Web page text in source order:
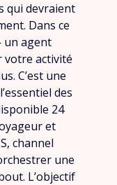
qui devraient
Dans ce
un agent
votre activité
C’est une
des
24
et
channel
une
L’objectif